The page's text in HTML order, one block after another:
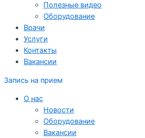
Полезные видео
Оборудование
Врачи
Услуги
Контакты
Вакансии
Запись на прием
О нас
Новости
Оборудование
Вакансии